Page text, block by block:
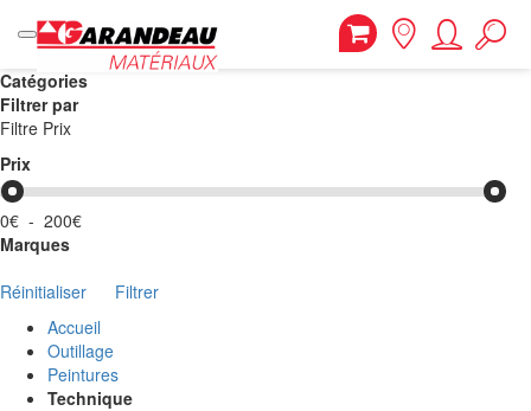
Catégories
Filtrer par
Filtre Prix
Prix
0€ - 200€
Marques
Réinitialiser
Filtrer
Accueil
Outillage
Peintures
Technique